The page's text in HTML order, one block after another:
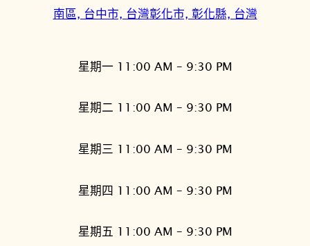
南區, 台中市, 台灣彰化市, 彰化縣, 台灣
星期一 11:00 AM – 9:30 PM
星期二 11:00 AM – 9:30 PM
星期三 11:00 AM – 9:30 PM
星期四 11:00 AM – 9:30 PM
星期五 11:00 AM – 9:30 PM